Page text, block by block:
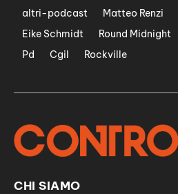
altri-podcast
Matteo Renzi
Eike Schmidt
Round Midnight
Pd
Cgil Rockville
CHI SIAMO